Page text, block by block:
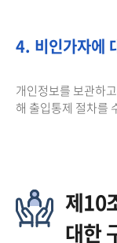
4. 비인가자에
개인정보를 보관하
해 출입통제 절차를
제10
대한